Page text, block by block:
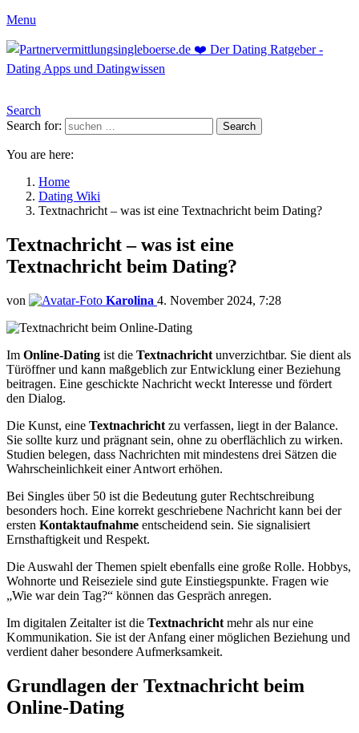
Menu
Search
Search for:
Search
You are here:
Home
Dating Wiki
Textnachricht – was ist eine Textnachricht beim Dating?
Textnachricht – was ist eine
Textnachricht beim Dating?
von Karolina 4. November 2024, 7:28
Im Online-Dating ist die Textnachricht unverzichtbar. Sie dient als
Türöffner und kann maßgeblich zur Entwicklung einer Beziehung
beitragen. Eine geschickte Nachricht weckt Interesse und fördert
den Dialog.
Die Kunst, eine Textnachricht zu verfassen, liegt in der Balance.
Sie sollte kurz und prägnant sein, ohne zu oberflächlich zu wirken.
Studien belegen, dass Nachrichten mit mindestens drei Sätzen die
Wahrscheinlichkeit einer Antwort erhöhen.
Bei Singles über 50 ist die Bedeutung guter Rechtschreibung
besonders hoch. Eine korrekt geschriebene Nachricht kann bei der
ersten Kontaktaufnahme entscheidend sein. Sie signalisiert
Ernsthaftigkeit und Respekt.
Die Auswahl der Themen spielt ebenfalls eine große Rolle. Hobbys,
Wohnorte und Reiseziele sind gute Einstiegspunkte. Fragen wie
„Wie war dein Tag?“ können das Gespräch anregen.
Im digitalen Zeitalter ist die Textnachricht mehr als nur eine
Kommunikation. Sie ist der Anfang einer möglichen Beziehung und
verdient daher besondere Aufmerksamkeit.
Grundlagen der Textnachricht beim
Online-Dating